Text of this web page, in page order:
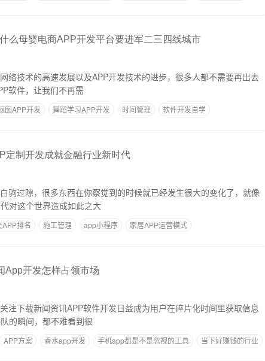
么母婴电商APP开发平台要进军二三四线城市
络技术的高速发展以及APP开发技术的进步，很多人都不需要再出去
软件，让我们不再需
图APP开发 舞蹈学习APP开发 时间管理 软件开发自学
定制开发成就金融行业新时代
驹过隙，很多东西在你察觉到的时候就已经发生很大的变化了，就像
对这个世界造成如此之大
排名 施工管理 app小程序 家居APP运营模式
App开发怎样占领市场
注下载新闻资讯APP软件开发日益成为用户在碎片化时间里获取信息
的瞬间，都不难看到很
APP方案 香水app开发 手机app都是不是忽视的工具 当下好赚钱的行业